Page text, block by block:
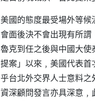
美國的態度最受場外等
會面後決不會出現有所
魯克到任之後與中國大
提案」以來﹐美國代表
乎台北外交界人士意料
資深顧問發言亦具深意